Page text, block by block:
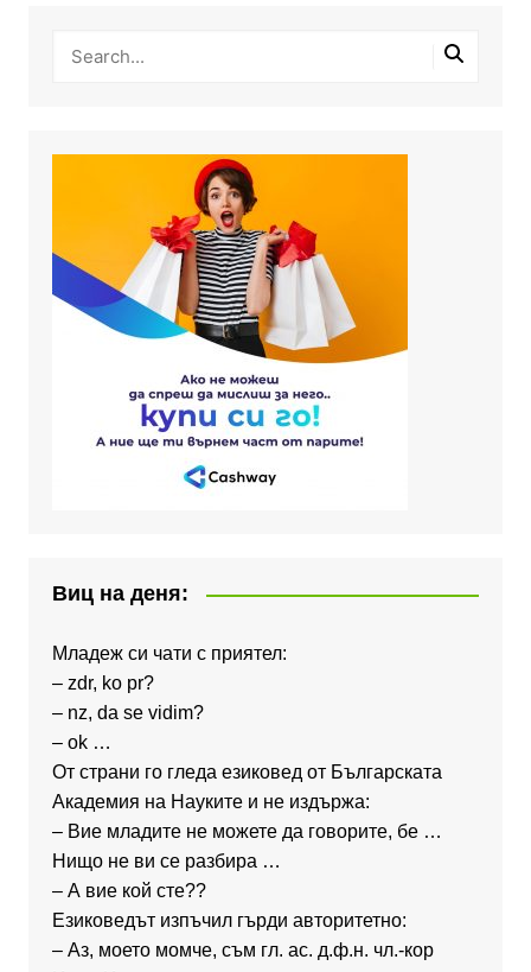
Виц на деня:
Младеж си чати с приятел:
– zdr, ko pr?
– nz, da se vidim?
– ok …
От страни го гледа езиковед от Българската
Академия на Науките и не издържа:
– Вие младите не можете да говорите, бе …
Нищо не ви се разбира …
– А вие кой сте??
Езиковедът изпъчил гърди авторитетно:
– Аз, моето момче, съм гл. ас. д.ф.н. чл.-кор